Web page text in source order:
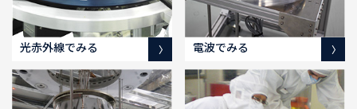
光赤外線でみる 電波でみる